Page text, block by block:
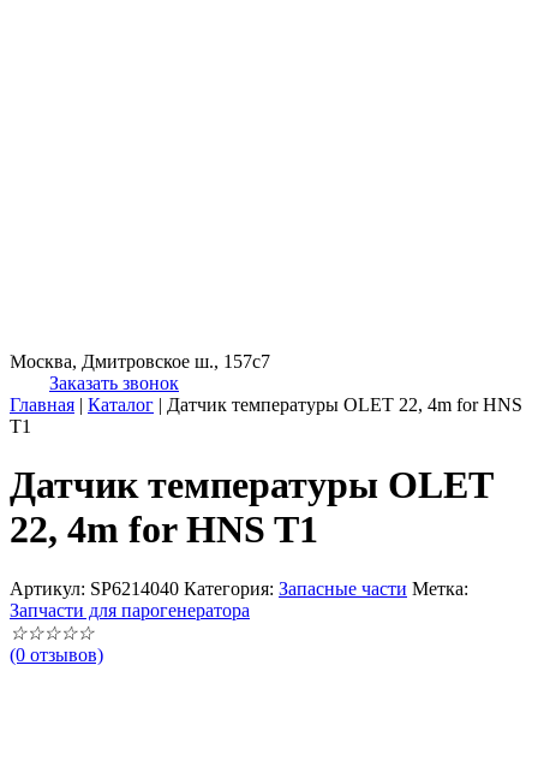
Москва, Дмитровское ш., 157с7
Заказать звонок
Главная | Каталог | Датчик температуры OLET 22, 4m for HNS
T1
Датчик температуры OLET
22, 4m for HNS T1
Артикул: SP6214040 Категория: Запасные части Метка:
Запчасти для парогенератора
☆☆☆☆☆
(0 отзывов)